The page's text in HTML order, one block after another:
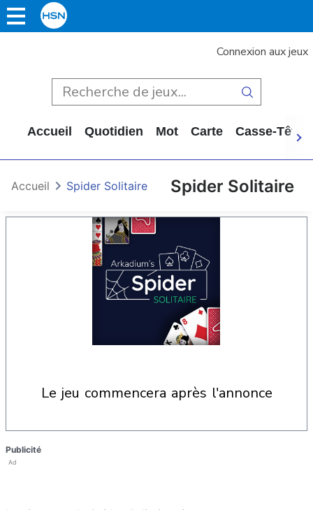
Connexion aux jeux
Accueil Quotidien Mot Carte Casse-Tête
Spider Solitaire
Accueil Spider Solitaire
le jeu commencera après l'annonce
Publicité
Ad